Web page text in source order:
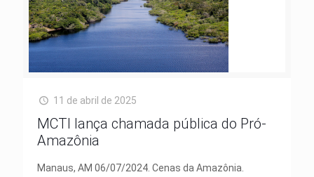
11 de abril de 2025
MCTI lança chamada pública do Pró-
Amazônia
Manaus, AM 06/07/2024. Cenas da Amazônia.